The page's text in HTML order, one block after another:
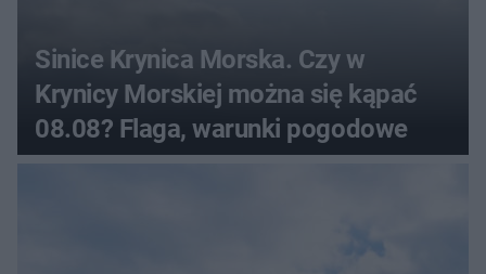
Sinice Krynica Morska. Czy w
Krynicy Morskiej można się kąpać
08.08? Flaga, warunki pogodowe